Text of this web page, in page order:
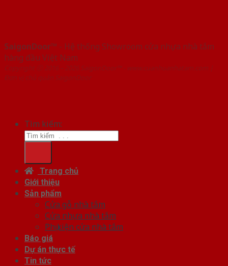
SaigonDoor™ - Hệ thống Showroom cửa nhựa nhà tắm
hàng đầu Việt Nam
Copyright ⓒ 2016 – 2026 SaigonDoor™ - www.cuanhuanhatam.com |
Đơn vị chủ quản SaigonDoor
Tìm kiếm:
Trang chủ
Giới thiệu
Sản phẩm
Cửa gỗ nhà tắm
Cửa nhựa nhà tắm
Phụ kiện cửa nhà tắm
Báo giá
Dự án thực tế
Tin tức